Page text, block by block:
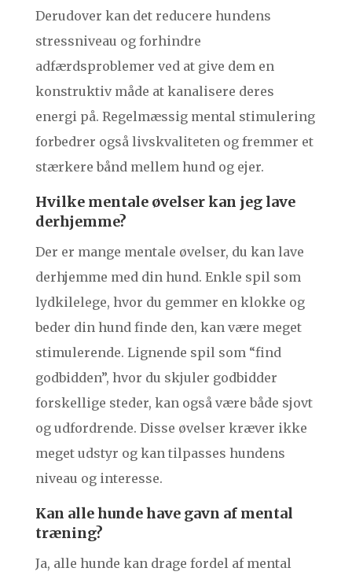
Derudover kan det reducere hundens
stressniveau og forhindre
adfærdsproblemer ved at give dem en
konstruktiv måde at kanalisere deres
energi på. Regelmæssig mental stimulering
forbedrer også livskvaliteten og fremmer et
stærkere bånd mellem hund og ejer.
Hvilke mentale øvelser kan jeg lave
derhjemme?
Der er mange mentale øvelser, du kan lave
derhjemme med din hund. Enkle spil som
lydkilelege, hvor du gemmer en klokke og
beder din hund finde den, kan være meget
stimulerende. Lignende spil som “find
godbidden”, hvor du skjuler godbidder
forskellige steder, kan også være både sjovt
og udfordrende. Disse øvelser kræver ikke
meget udstyr og kan tilpasses hundens
niveau og interesse.
Kan alle hunde have gavn af mental
træning?
Ja, alle hunde kan drage fordel af mental